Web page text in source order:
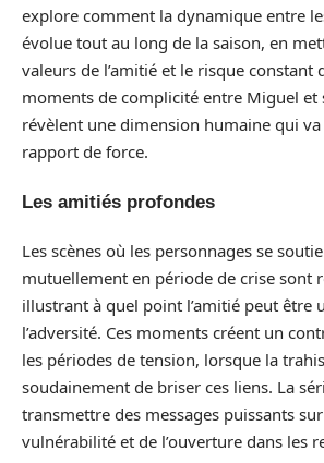
explore comment la dynamique entre
évolue tout au long de la saison, en
valeurs de l’amitié et le risque constant
moments de complicité entre Miguel et
révèlent une dimension humaine qui
rapport de force.
Les amitiés profondes
Les scènes où les personnages se
mutuellement en période de crise sont
illustrant à quel point l’amitié peut être
l’adversité. Ces moments créent un
les périodes de tension, lorsque la
soudainement de briser ces liens. La
transmettre des messages puissants
vulnérabilité et de l’ouverture dans les